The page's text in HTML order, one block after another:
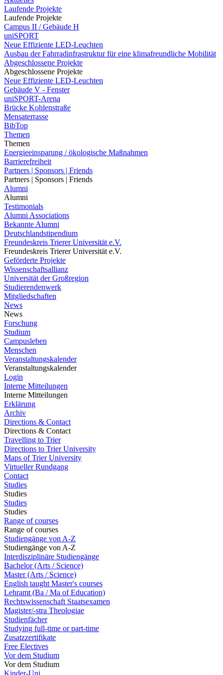
Laufende Projekte
Laufende Projekte
Campus II / Gebäude H
uniSPORT
Neue Effiziente LED-Leuchten
Ausbau der Fahrradinfrastruktur für eine klimafreundliche Mobilität
Abgeschlossene Projekte
Abgeschlossene Projekte
Neue Effiziente LED-Leuchten
Gebäude V - Fenster
uniSPORT-Arena
Brücke Kohlenstraße
Mensaterrasse
BibTop
Themen
Themen
Energieeinsparung / ökologische Maßnahmen
Barrierefreiheit
Partners | Sponsors | Friends
Partners | Sponsors | Friends
Alumni
Alumni
Testimonials
Alumni Associations
Bekannte Alumni
Deutschlandstipendium
Freundeskreis Trierer Universität e.V.
Freundeskreis Trierer Universität e.V.
Geförderte Projekte
Wissenschaftsallianz
Universität der Großregion
Studierendenwerk
Mitgliedschaften
News
News
Forschung
Studium
Campusleben
Menschen
Veranstaltungskalender
Veranstaltungskalender
Login
Interne Mitteilungen
Interne Mitteilungen
Erklärung
Archiv
Directions & Contact
Directions & Contact
Travelling to Trier
Directions to Trier University
Maps of Trier University
Virtueller Rundgang
Contact
Studies
Studies
Studies
Studies
Range of courses
Range of courses
Studiengänge von A-Z
Studiengänge von A-Z
Interdisziplinäre Studiengänge
Bachelor (Arts / Science)
Master (Arts / Science)
English taught Master's courses
Lehramt (Ba / Ma of Education)
Rechtswissenschaft Staatsexamen
Magister/-stra Theologiae
Studienfächer
Studying full-time or part-time
Zusatzzertifikate
Free Electives
Vor dem Studium
Vor dem Studium
Kinder-Uni